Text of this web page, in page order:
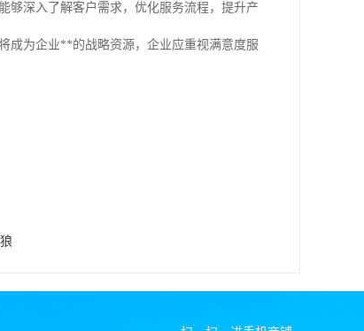
够深入了解客户需求，优化服务流程，提升产
成为企业**的战略资源，企业应重视满意度服